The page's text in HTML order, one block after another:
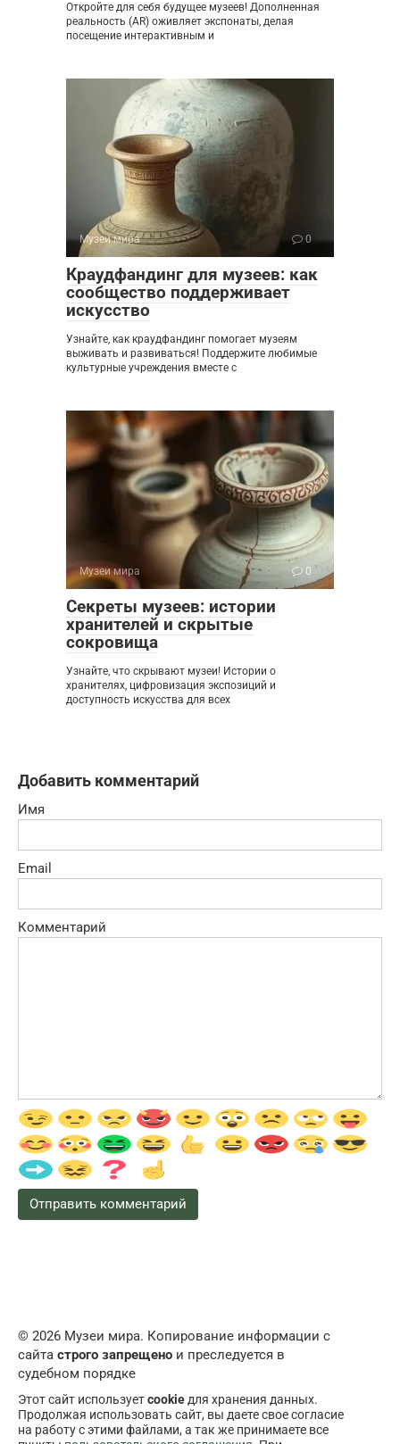
Откройте для себя будущее музеев! Дополненная
реальность (AR) оживляет экспонаты, делая
посещение интерактивным и
Музеи мира 0
Краудфандинг для музеев: как
сообщество поддерживает
искусство
Узнайте, как краудфандинг помогает музеям
выживать и развиваться! Поддержите любимые
культурные учреждения вместе с
Музеи мира 0
Секреты музеев: истории
хранителей и скрытые
сокровища
Узнайте, что скрывают музеи! Истории о
хранителях, цифровизация экспозиций и
доступность искусства для всех
Добавить комментарий
Имя
Email
Комментарий
© 2026 Музеи мира. Копирование информации с
сайта строго запрещено и преследуется в
судебном порядке
Этот сайт используетcookie для хранения данных.
Продолжая использовать сайт, вы даете свое согласие
на работу с этими файлами, а так же принимаете все